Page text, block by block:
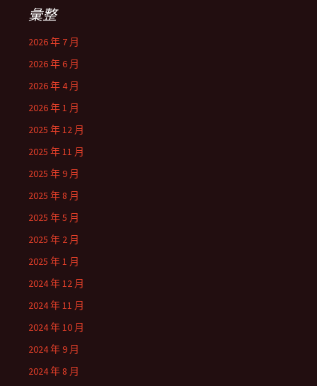
彙整
2026 年 7 月
2026 年 6 月
2026 年 4 月
2026 年 1 月
2025 年 12 月
2025 年 11 月
2025 年 9 月
2025 年 8 月
2025 年 5 月
2025 年 2 月
2025 年 1 月
2024 年 12 月
2024 年 11 月
2024 年 10 月
2024 年 9 月
2024 年 8 月